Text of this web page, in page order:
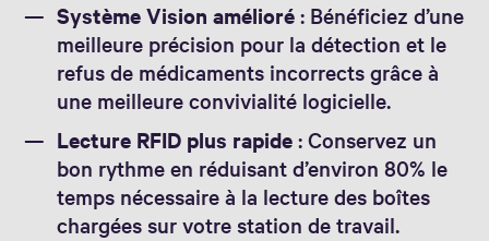
Système Vision amélioré: Bénéficiez d’une
meilleure précision pour la détection et le
refus de médicaments incorrects grâce à
une meilleure convivialité logicielle.
Lecture RFID plus rapide: Conservez un
bon rythme en réduisant d’environ 80% le
temps nécessaire à la lecture des boîtes
chargées sur votre station de travail.